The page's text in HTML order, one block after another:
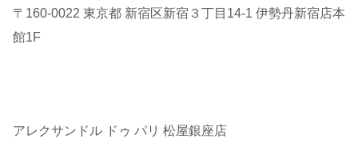
〒160-0022 東京都 新宿区新宿３丁目14-1 伊勢丹新宿店本
館1F
アレクサンドル ドゥ パリ 松屋銀座店